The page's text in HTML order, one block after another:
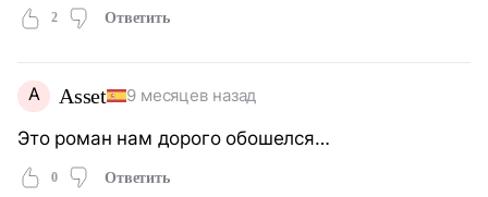
2 Ответить
A Asset 9 месяцев назад
Это роман нам дорого обошелся…
0 Ответить